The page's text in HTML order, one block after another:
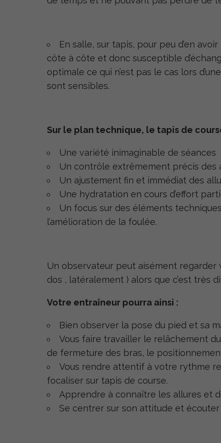
En salle, sur tapis, pour peu d’en
côte à côte et donc susceptible
optimale ce qui n’est pas le cas lors
sont sensibles.
Sur le plan technique, le tapis de
Une variété inimaginable de séances
Un contrôle extrêmement précis des
Un ajustement fin et immédiat des
Une hydratation en cours d’effort
Un focus sur des éléments
l’amélioration de la foulée.
Un observateur peut aisément regarder
dos , latéralement ) alors que c’est très
Votre entraîneur pourra ainsi :
Bien observer la pose du pied et sa
Vous faire travailler le relâchement
de fermeture des bras, le
Vous rendre attentif à votre rythme
focaliser sur tapis de course.
Apprendre à connaître les allures et
Se centrer sur son attitude et